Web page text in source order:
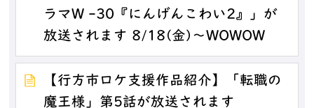
ラマW -30『にんげんこわい2』」が
放送されます 8/18(金)～WOWOW
【行方市ロケ支援作品紹介】「転職の
魔王様」第5話が放送されます